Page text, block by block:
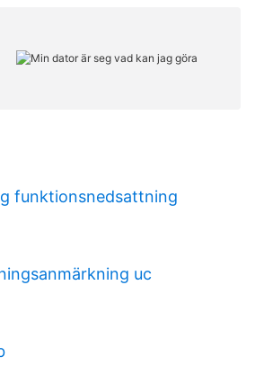
funktionsnedsattning
uc